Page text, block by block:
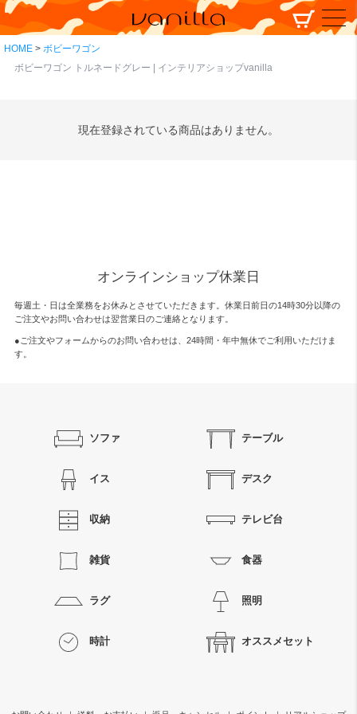
HOME
ボビーワゴン
ボビーワゴン トルネードグレー | インテリアショップvanilla
現在登録されている商品はありません。
オンラインショップ休業日
毎週土・日は全業務をお休みとさせていただきます。休業日前日の14時30分以降の
ご注文やお問い合わせは翌営業日のご連絡となります。
●ご注文やフォームからのお問い合わせは、 24時間・年中無休でご利用いただけま
す。
ソファ テーブル
イス デスク
収納 テレビ台
雑貨 食器
ラグ 照明
時計 オススメセット